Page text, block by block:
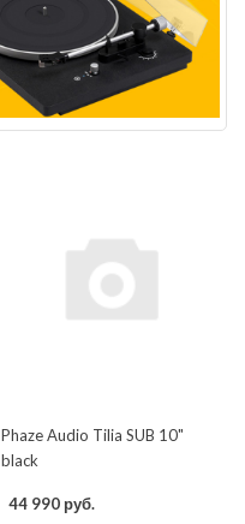
Phaze Audio Tilia SUB 10"
black
44 990 руб.